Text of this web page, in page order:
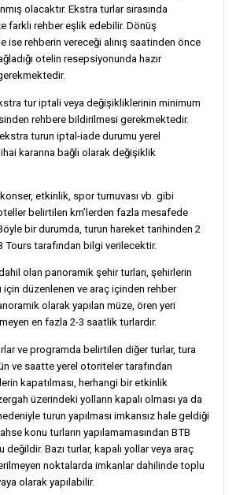
olacaktır. Ekstra turlar sırasında
farklı rehber eşlik edebilir. Dönüş
ise rehberin vereceği alınış saatinden önce
otelin resepsiyonunda hazır
tur iptali veya değişikliklerinin minimum
rehbere bildirilmesi gerekmektedir.
turun iptal-iade durumu yerel
kararına bağlı olarak değişiklik
etkinlik, spor turnuvası vb. gibi
belirtilen km’lerden fazla mesafede
bir durumda, turun hareket tarihinden 2
Tours tarafından bilgi verilecektir.
olan panoramik şehir turları, şehirlerin
için düzenlenen ve araç içinden rehber
olarak yapılan müze, ören yeri
en fazla 2-3 saatlik turlardır.
ve programda belirtilen diğer turlar, tura
ve saatte yerel otoriteler tarafından
kapatılması, herhangi bir etkinlik
üzerindeki yolların kapalı olması ya da
turun yapılması imkansız hale geldiği
konu turların yapılamamasından BTB
değildir. Bazı turlar, kapalı yollar veya araç
noktalarda imkanlar dahilinde toplu
olarak yapılabilir.